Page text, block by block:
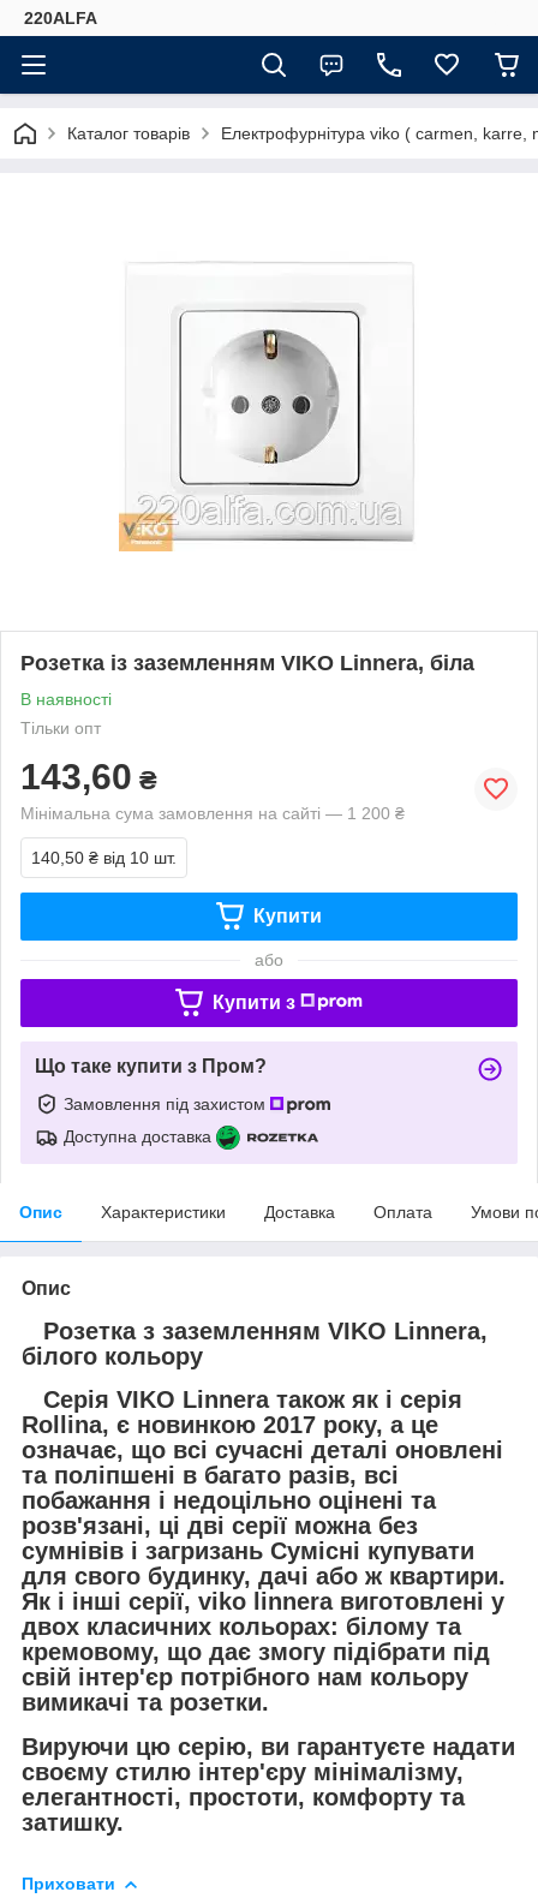
220ALFA
Каталог товарів Електрофурнітура viko ( carmen,
Розетка із заземленням VIKO Linnera, біла
В наявності
Тільки опт
143,60 ₴
Мінімальна сума замовлення на сайті — 1 200 ₴
140,50 ₴ від 10 шт.
Купити
або
Купити з
Що таке купити з Пром?
Замовлення під захистом
Доступна доставка
Опис Характеристики Доставка Оплата Умови
Опис
Розетка з заземленням VIKO Linnera,
білого кольору
Серія VIKO Linnera також як і серія
Rollina, є новинкою 2017 року, а це
означає, що всі сучасні деталі оновлені
та поліпшені в багато разів, всі
побажання і недоцільно оцінені та
розв'язані, ці дві серії можна без
сумнівів і загризань Сумісні купувати
для свого будинку, дачі або ж квартири.
Як і інші серії, viko linnera виготовлені у
двох класичних кольорах: білому та
кремовому, що дає змогу підібрати під
свій інтер'єр потрібного нам кольору
вимикачі та розетки.
Вируючи цю серію, ви гарантуєте надати
своєму стилю інтер'єру мінімалізму,
елегантності, простоти, комфорту та
затишку.
Приховати